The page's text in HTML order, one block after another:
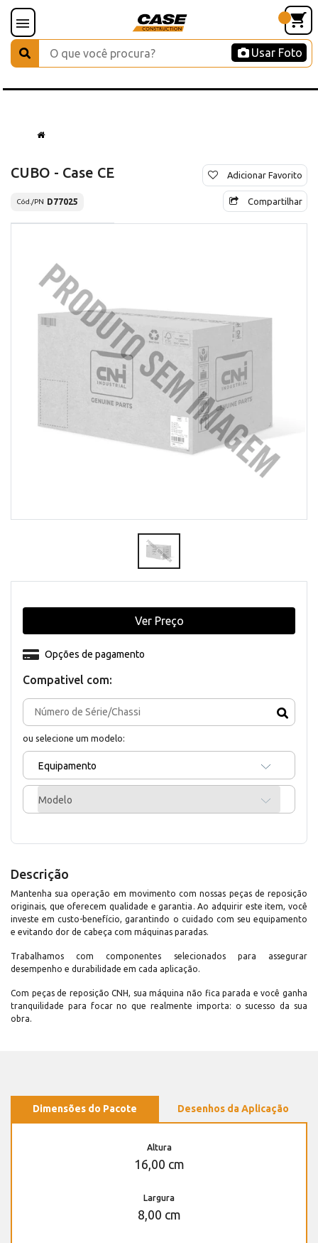
Usar Foto
CUBO - Case CE
Cód./PN D77025
Adicionar Favorito
Compartilhar
Compativel com:
ou selecione um modelo:
Equipamento
Modelo
Opções de pagamento
Ver Preço
Descrição
Mantenha sua operação em movimento com nossas peças de reposição
originais, que oferecem qualidade e garantia. Ao adquirir este item, você
investe em custo-benefício, garantindo o cuidado com seu equipamento
e evitando dor de cabeça com máquinas paradas.
Trabalhamos com componentes selecionados para assegurar
desempenho e durabilidade em cada aplicação.
Com peças de reposição CNH, sua máquina não fica parada e você ganha
tranquilidade para focar no que realmente importa: o sucesso da sua
obra.
Dimensões do Pacote Desenhos da Aplicação
Altura
16,00 cm
Largura
8,00 cm